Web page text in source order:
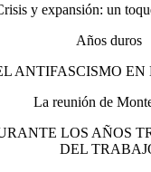
y expansión: un
Años duros
ANTIFASCISMO
La reunión de
LOS AÑOS
DEL